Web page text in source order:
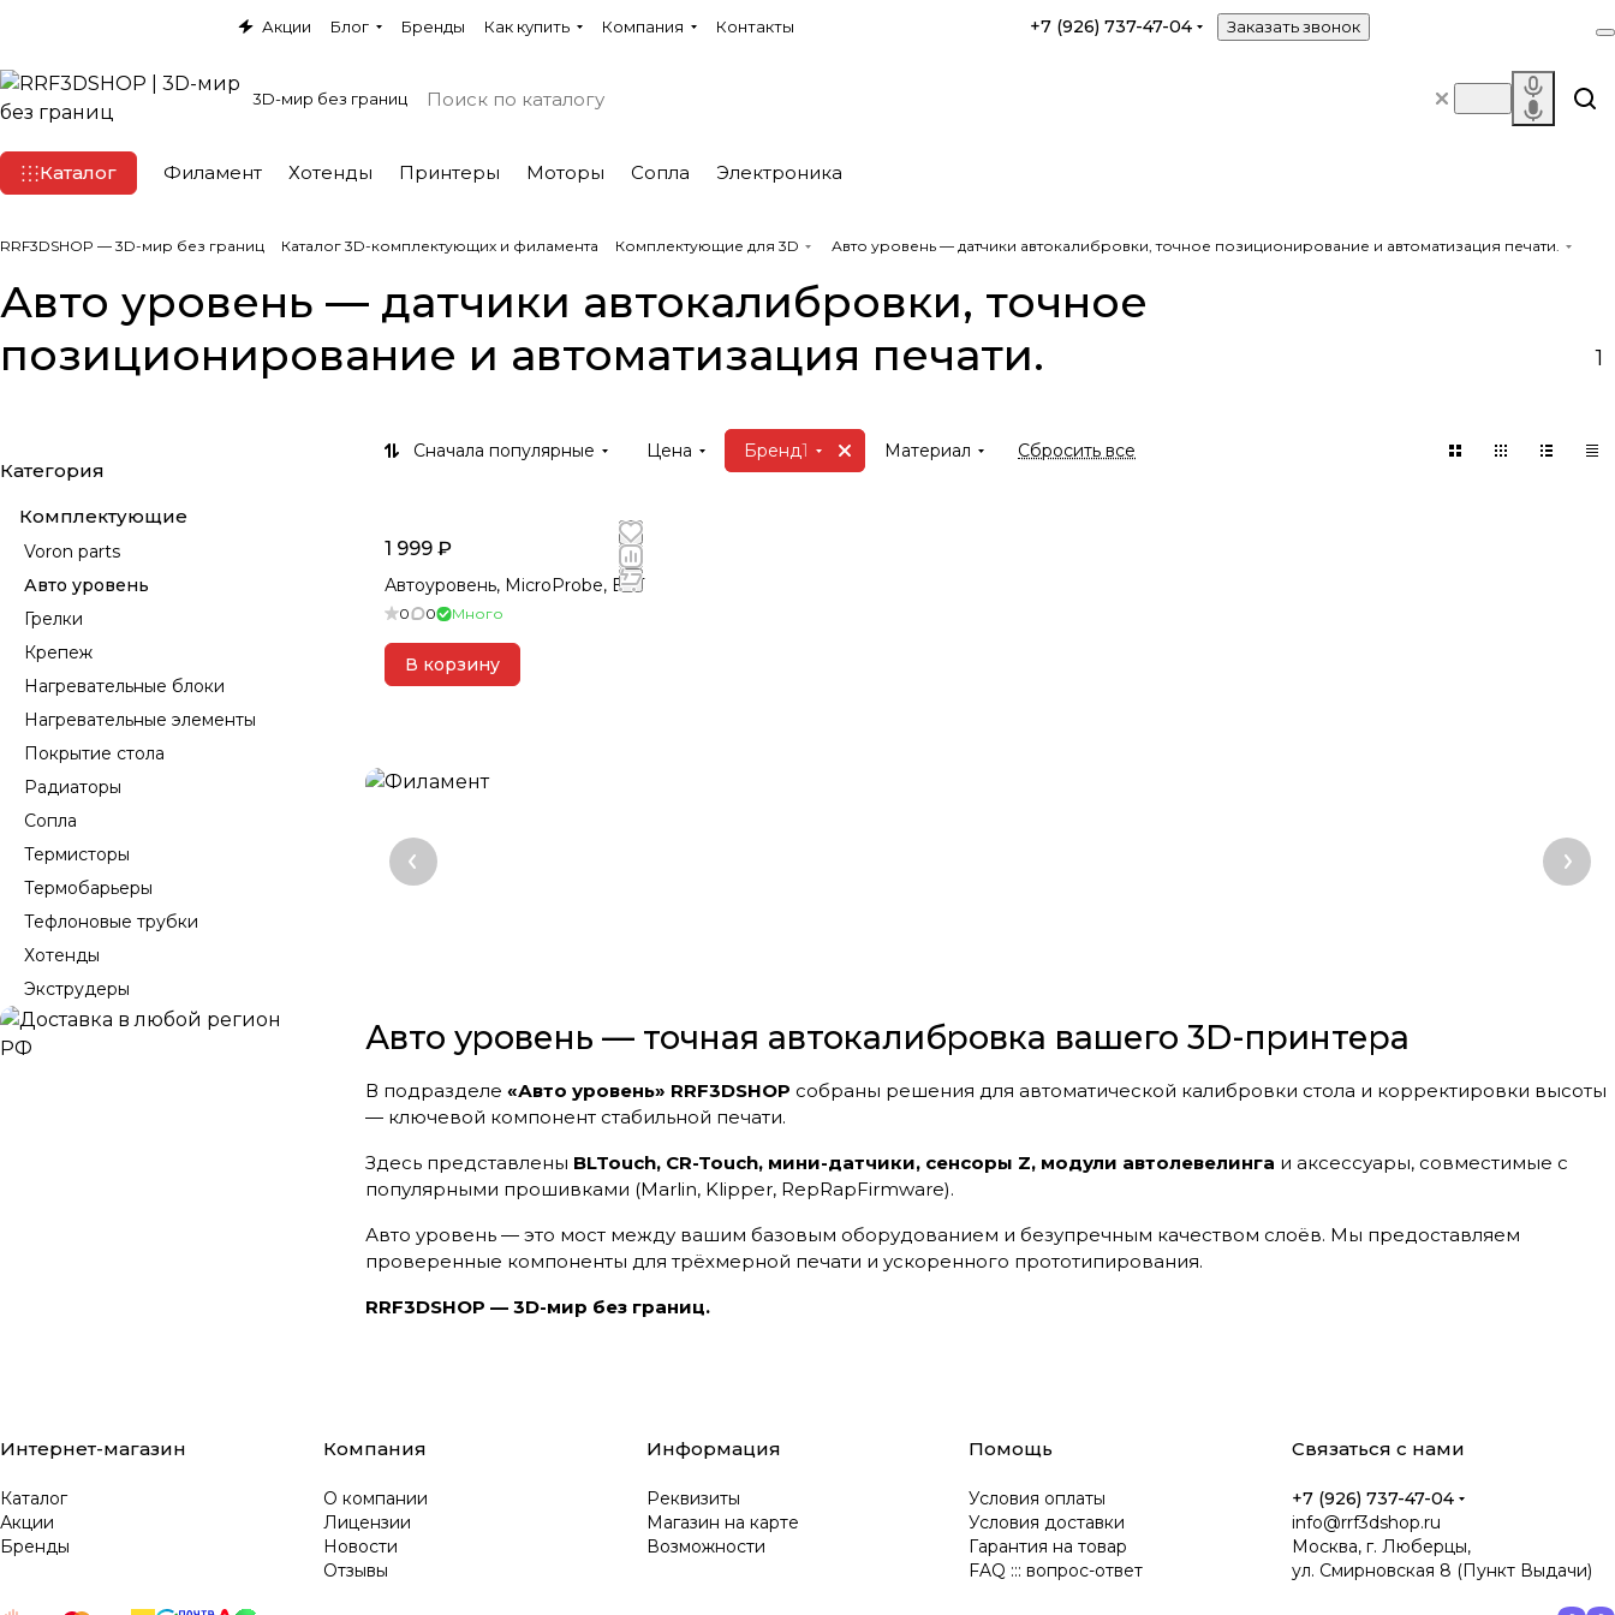
Акции Блог Бренды Как купить Компания Контакты +7 (926) 737-47-04 Заказать звонок
3D-мир без границ
Каталог Филамент Хотенды Принтеры Моторы Сопла Электроника
RRF3DSHOP — 3D-мир без границ Каталог 3D-комплектующих и филамента Комплектующие для 3D Авто уровень — датчики автокалибровки, точное позиционирование и автоматизация печати.
Авто уровень — датчики автокалибровки, точное
позиционирование и автоматизация печати.
1
Сначала популярные Цена Бренд1 Материал Сбросить все
1 999 ₽
Автоуровень, MicroProbe, BTT
0 0 Много
В корзину
Авто уровень — точная автокалибровка вашего 3D-принтера
В подразделе «Авто уровень» RRF3DSHOP собраны решения для автоматической калибровки стола и корректировки высоты
— ключевой компонент стабильной печати.
Здесь представлены BLTouch, CR-Touch, мини-датчики, сенсоры Z, модули автолевелинга и аксессуары, совместимые с
популярными прошивками (Marlin, Klipper, RepRapFirmware).
Авто уровень — это мост между вашим базовым оборудованием и безупречным качеством слоёв. Мы предоставляем
проверенные компоненты для трёхмерной печати и ускоренного прототипирования.
RRF3DSHOP — 3D-мир без границ.
Категория
Комплектующие
Voron parts
Авто уровень
Грелки
Крепеж
Нагревательные блоки
Нагревательные элементы
Покрытие стола
Радиаторы
Сопла
Термисторы
Термобарьеры
Тефлоновые трубки
Хотенды
Экструдеры
Интернет-магазин
Каталог
Акции
Бренды
Компания
О компании
Лицензии
Новости
Отзывы
Информация
Реквизиты
Магазин на карте
Возможности
Помощь
Условия оплаты
Условия доставки
Гарантия на товар
FAQ ::: вопрос-ответ
Связаться с нами
+7 (926) 737-47-04
info@rrf3dshop.ru
Москва, г. Люберцы,
ул. Смирновская 8 (Пункт Выдачи)